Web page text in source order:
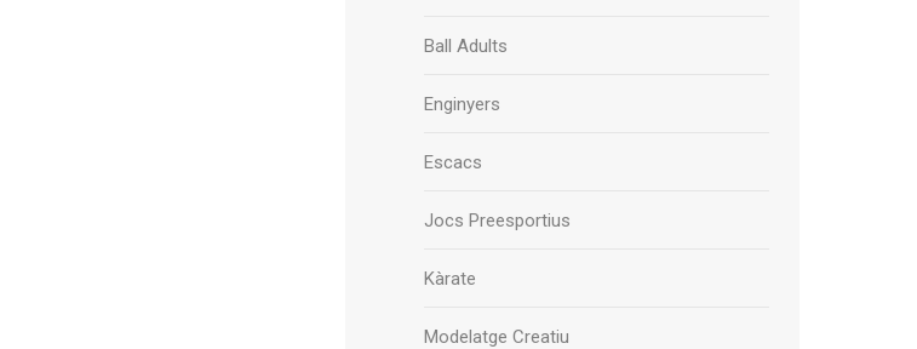
Ball Adults
Enginyers
Escacs
Jocs Preesportius
Kàrate
Modelatge Creatiu